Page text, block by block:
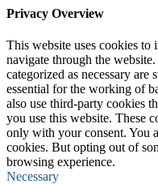
Privacy Overview
This website uses cookies
navigate through the
categorized as necessary are
essential for the working of
also use third-party cookies
you use this website. These
only with your consent. You
cookies. But opting out of
browsing experience.
Necessary